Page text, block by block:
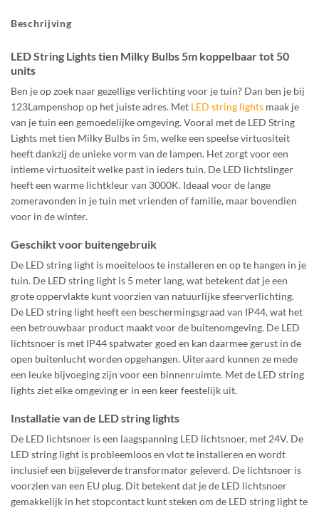
Beschrijving
LED String Lights tien Milky Bulbs 5m koppelbaar tot 50
units
Ben je op zoek naar gezellige verlichting voor je tuin? Dan ben je bij
123Lampenshop op het juiste adres. Met LED string lights maak je
van je tuin een gemoedelijke omgeving. Vooral met de LED String
Lights met tien Milky Bulbs in 5m, welke een speelse virtuositeit
heeft dankzij de unieke vorm van de lampen. Het zorgt voor een
intieme virtuositeit welke past in ieders tuin. De LED lichtslinger
heeft een warme lichtkleur van 3000K. Ideaal voor de lange
zomeravonden in je tuin met vrienden of familie, maar bovendien
voor in de winter.
Geschikt voor buitengebruik
De LED string light is moeiteloos te installeren en op te hangen in je
tuin. De LED string light is 5 meter lang, wat betekent dat je een
grote oppervlakte kunt voorzien van natuurlijke sfeerverlichting.
De LED string light heeft een beschermingsgraad van IP44, wat het
een betrouwbaar product maakt voor de buitenomgeving. De LED
lichtsnoer is met IP44 spatwater goed en kan daarmee gerust in de
open buitenlucht worden opgehangen. Uiteraard kunnen ze mede
een leuke bijvoeging zijn voor een binnenruimte. Met de LED string
lights ziet elke omgeving er in een keer feestelijk uit.
Installatie van de LED string lights
De LED lichtsnoer is een laagspanning LED lichtsnoer, met 24V. De
LED string light is probleemloos en vlot te installeren en wordt
inclusief een bijgeleverde transformator geleverd. De lichtsnoer is
voorzien van een EU plug. Dit betekent dat je de LED lichtsnoer
gemakkelijk in het stopcontact kunt steken om de LED string light te